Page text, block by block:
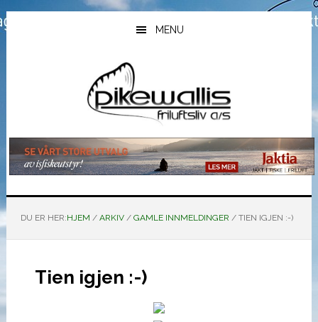
Hopp
til
Hopp
til
Hopp
til
MENU
DU ER HER:HJEM / ARKIV / GAMLE INNMELDINGER /TIEN IGJEN :-)
Tien igjen :-)